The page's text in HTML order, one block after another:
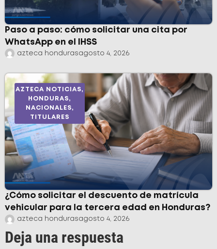
Paso a paso: cómo solicitar una cita por
WhatsApp en el IHSS
azteca hondurasagosto 4, 2026
AZTECA NOTICIAS,
HONDURAS,
NACIONALES,
TITULARES
¿Cómo solicitar el descuento de matrícula
vehicular para la tercera edad en Honduras?
azteca hondurasagosto 4, 2026
Deja una respuesta